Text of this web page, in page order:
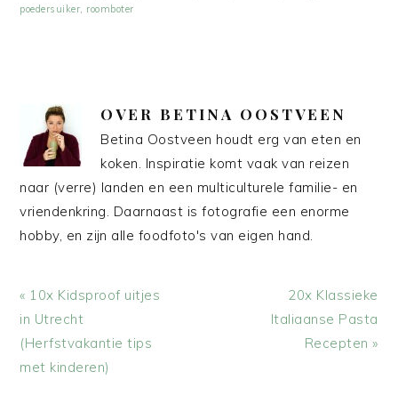
poedersuiker roomboter
OVER BETINA OOSTVEEN
Betina Oostveen houdt erg van eten en
koken. Inspiratie komt vaak van reizen
naar (verre) landen en een multiculturele familie- en
vriendenkring. Daarnaast is fotografie een enorme
hobby, en zijn alle foodfoto's van eigen hand.
Vorig
bericht:
« 10x Kidsproof uitjes
in Utrecht
(Herfstvakantie tips
met kinderen)
Volgend
bericht:
20x Klassieke
Italiaanse Pasta
Recepten »